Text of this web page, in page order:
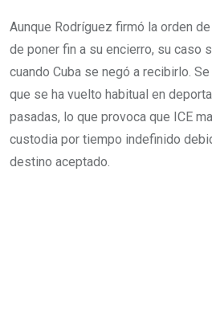
Aunque Rodríguez firmó la orden
de poner fin a su encierro, su caso
cuando Cuba se negó a recibirlo.
que se ha vuelto habitual en
pasadas, lo que provoca que ICE
custodia por tiempo indefinido
destino aceptado.